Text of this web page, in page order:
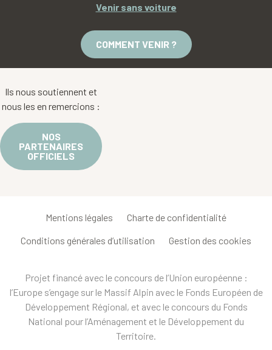
Venir sans voiture
COMMENT VENIR ?
Ils nous soutiennent et
nous les en remercions :
NOS
PARTENAIRES
OFFICIELS
Mentions légales Charte de confidentialité
Conditions générales d’utilisation Gestion des cookies
Projet financé avec le concours de l’Union européenne :
l’Europe s’engage sur le Massif Alpin avec le Fonds Européen de
Développement Régional, et avec le concours du Fonds
National pour l’Aménagement et le Développement du
Territoire.